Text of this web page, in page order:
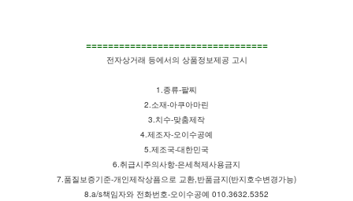
=================================
전자상거래 등에서의 상품정보제공 고시
1.종류-팔찌
2.소재-아쿠아마린
3.치수-맞춤제작
4.제조자-오이수공예
5.제조국-대한민국
6.취급시주의사항-은세척제사용금지
7.품질보증기준-개인제작상픔으로 교환,반품금지(반지호수변경가능)
8.a/s책임자와 전화번호-오이수공예 010.3632.5352